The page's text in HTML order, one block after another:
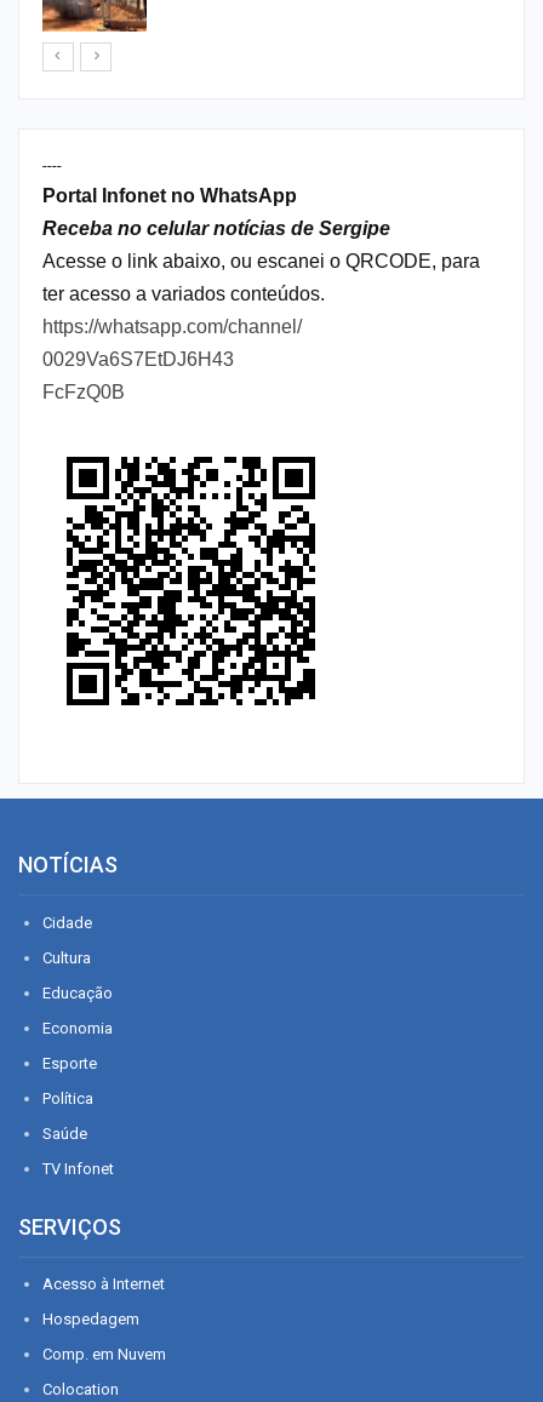
----
Portal Infonet no WhatsApp
Receba no celular notícias de Sergipe
Acesse o link abaixo, ou escanei o QRCODE, para
ter acesso a variados conteúdos.
https://whatsapp.com/channel/
0029Va6S7EtDJ6H43
FcFzQ0B
NOTÍCIAS
Cidade
Cultura
Educação
Economia
Esporte
Política
Saúde
TV Infonet
SERVIÇOS
Acesso à Internet
Hospedagem
Comp. em Nuvem
Colocation